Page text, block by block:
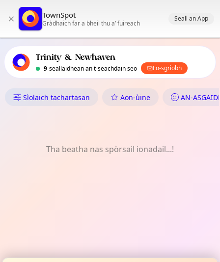
stiùireadh TownSpot
tachartasan ionadail TownSpot
× TownSpot
Gràdhaich far a bheil thu a’ fuireach
Seall an App
Trinity & Newhaven
9 seallaidhean an t-seachdain seo Fo-sgrìobh
Dè tha Dol ann an Trinity &
Sìolaich tachartasan Aon-ùine AN-
Tha beatha nas spòrsail ionadail...!